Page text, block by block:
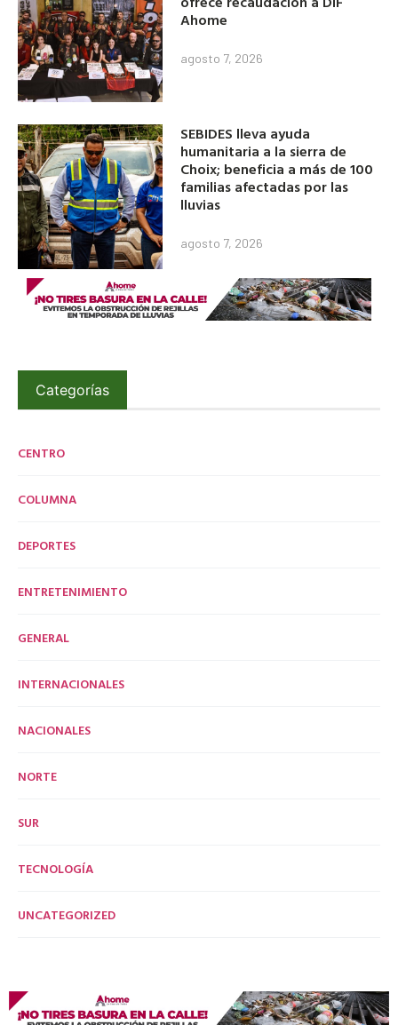
Ahome
agosto 7, 2026
SEBIDES lleva ayuda
humanitaria a la sierra de
Choix; beneficia a más de 100
familias afectadas por las
lluvias
agosto 7, 2026
Categorías
CENTRO
COLUMNA
DEPORTES
ENTRETENIMIENTO
GENERAL
INTERNACIONALES
NACIONALES
NORTE
SUR
TECNOLOGÍA
UNCATEGORIZED